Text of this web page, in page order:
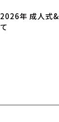
2026年 成人式
て